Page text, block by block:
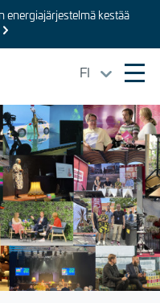
energiajärjestelmä kestää
FI